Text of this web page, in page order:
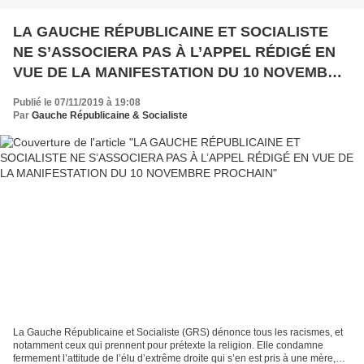
LA GAUCHE RÉPUBLICAINE ET SOCIALISTE
NE S’ASSOCIERA PAS À L’APPEL RÉDIGÉ EN
VUE DE LA MANIFESTATION DU 10 NOVEMBRE
Publié le 07/11/2019 à 19:08
Par Gauche Républicaine & Socialiste
La Gauche Républicaine et Socialiste (GRS) dénonce tous les racismes, et
notamment ceux qui prennent pour prétexte la religion. Elle condamne
fermement l’attitude de l’élu d’extrême droite qui s’en est pris à une mère,